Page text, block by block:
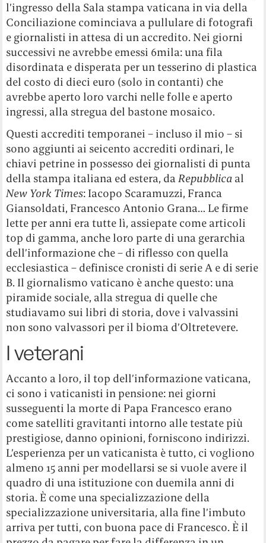
l’ingresso della Sala stampa vaticana in via della
Conciliazione cominciava a pullulare di fotografi
e giornalisti in attesa di un accredito. Nei giorni
successivi ne avrebbe emessi 6mila: una fila
disordinata e disperata per un tesserino di plastica
del costo di dieci euro (solo in contanti) che
avrebbe aperto loro varchi nelle folle e aperto
ingressi, alla stregua del bastone mosaico.
Questi accrediti temporanei – incluso il mio – si
sono aggiunti ai seicento accrediti ordinari, le
chiavi petrine in possesso dei giornalisti di punta
della stampa italiana ed estera, daRepubblica al
New York Times: Iacopo Scaramuzzi, Franca
Giansoldati, Francesco Antonio Grana… Le firme
lette per anni era tutte lì, assiepate come articoli
top di gamma, anche loro parte di una gerarchia
dell’informazione che – di riflesso con quella
ecclesiastica – definisce cronisti di serie A e di serie
B. Il giornalismo vaticano è anche questo: una
piramide sociale, alla stregua di quelle che
studiavamo sui libri di storia, dove i valvassini
non sono valvassori per il bioma d’Oltretevere.
I veterani
Accanto a loro, il top dell’informazione vaticana,
ci sono i vaticanisti in pensione: nei giorni
susseguenti la morte di Papa Francesco erano
come satelliti gravitanti intorno alle testate più
prestigiose, danno opinioni, forniscono indirizzi.
L’esperienza per un vaticanista è tutto, ci vogliono
almeno 15 anni per modellarsi se si vuole avere il
quadro di una istituzione con duemila anni di
storia. È come una specializzazione della
specializzazione universitaria, alla fine l’imbuto
arriva per tutti, con buona pace di Francesco. È il